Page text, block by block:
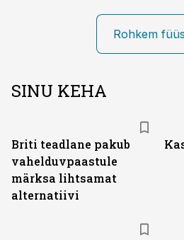
Rohkem
SINU KEHA
Briti teadlane pakub
vahelduvpaastule
märksa lihtsamat
alternatiivi